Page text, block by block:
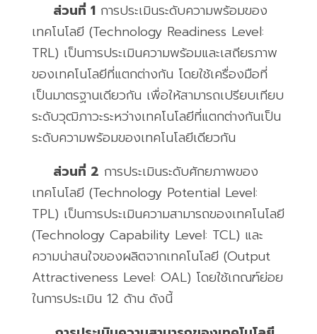
ส่วนที่ 1 การประเมินระดับความพร้อมของ
เทคโนโลยี (Technology Readiness Level:
TRL) เป็นการประเมินความพร้อมและเสถียรภาพ
ของเทคโนโลยีที่แตกต่างกัน โดยใช้เครื่องมือที่
เป็นมาตรฐานเดียวกัน เพื่อให้สามารถเปรียบเทียบ
ระดับวุฒิภาวะระหว่างเทคโนโลยีที่แตกต่างกันเป็น
ระดับความพร้อมของเทคโนโลยีเดียวกัน
ส่วนที่ 2 การประเมินระดับศักยภาพของ
เทคโนโลยี (Technology Potential Level:
TPL) เป็นการประเมินความสามารถของเทคโนโลยี
(Technology Capability Level: TCL) และ
ความน่าสนใจของผลิตจากเทคโนโลยี (Output
Attractiveness Level: OAL) โดยใช้เกณฑ์ย่อย
ในการประเมิน 12 ด้าน ดังนี้